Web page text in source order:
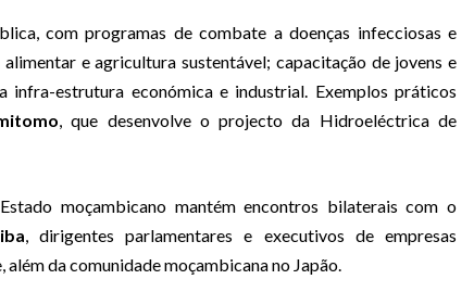
com programas de combate a doenças infecciosas e
e agricultura sustentável; capacitação de jovens e
estrutura económica e industrial. Exemplos práticos
, que desenvolve o projecto da Hidroeléctrica de
moçambicano mantém encontros bilaterais com o
, dirigentes parlamentares e executivos de empresas
da comunidade moçambicana no Japão.